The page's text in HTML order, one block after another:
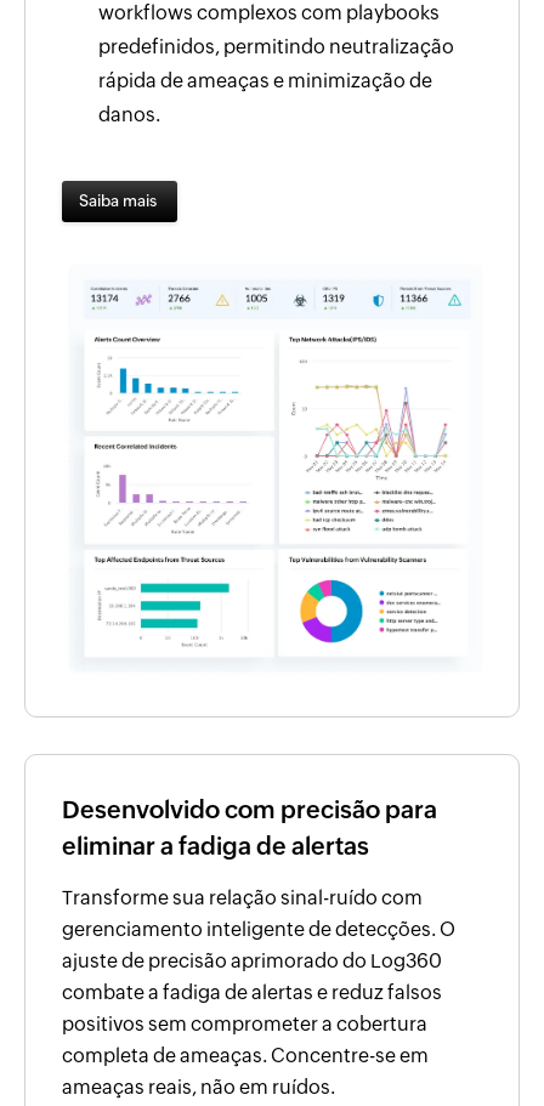
workflows complexos com playbooks
predefinidos, permitindo neutralização
rápida de ameaças e minimização de
danos.
Saiba mais
Desenvolvido com precisão para
eliminar a fadiga de alertas
Transforme sua relação sinal-ruído com
gerenciamento inteligente de detecções. O
ajuste de precisão aprimorado do Log360
combate a fadiga de alertas e reduz falsos
positivos sem comprometer a cobertura
completa de ameaças. Concentre-se em
ameaças reais, não em ruídos.